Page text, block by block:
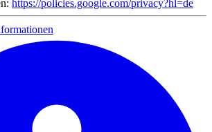
https://policies.google.com/privacy?hl=de